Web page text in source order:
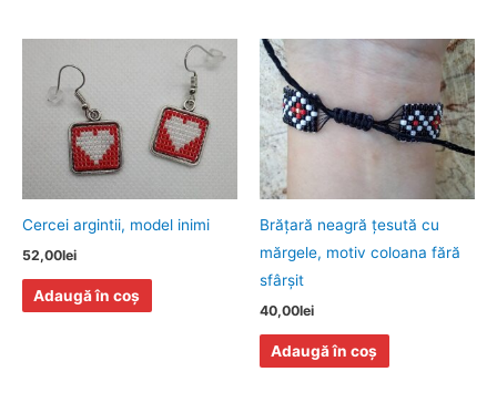
Cercei argintii, model inimi
52,00lei
Adaugă în coș
Brăţară neagră ţesută cu
mărgele, motiv coloana fără
sfârşit
40,00lei
Adaugă în coș